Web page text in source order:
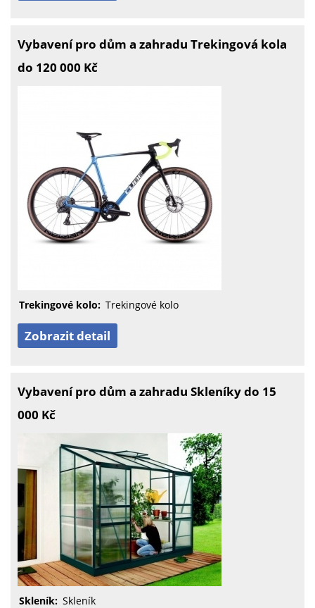
Vybavení pro dům a zahradu Trekingová kola
do 120 000 Kč
Trekingové kolo: Trekingové kolo
Zobrazit detail
Vybavení pro dům a zahradu Skleníky do 15
000 Kč
Skleník: Skleník